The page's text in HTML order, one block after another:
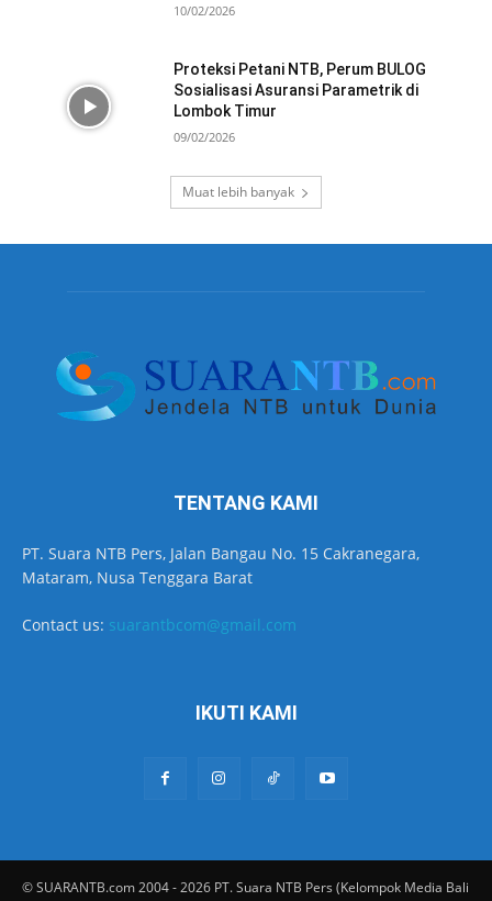
10/02/2026
Proteksi Petani NTB, Perum BULOG
Sosialisasi Asuransi Parametrik di
Lombok Timur
09/02/2026
Muat lebih banyak
TENTANG KAMI
PT. Suara NTB Pers, Jalan Bangau No. 15 Cakranegara,
Mataram, Nusa Tenggara Barat
Contact us: suarantbcom@gmail.com
IKUTI KAMI
© SUARANTB.com 2004 - 2026 PT. Suara NTB Pers (Kelompok Media Bali